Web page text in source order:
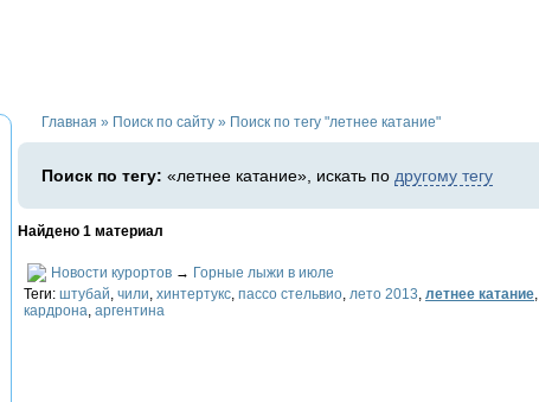
Главная » Поиск по сайту » Поиск по тегу "летнее катание"
Поиск по тегу: «летнее катание», искать по другому тегу
Найдено 1 материал
Новости курортов → Горные лыжи в июле
Теги: штубай, чили, хинтертукс, пассо стельвио, лето 2013, летнее катание,
кардрона, аргентина